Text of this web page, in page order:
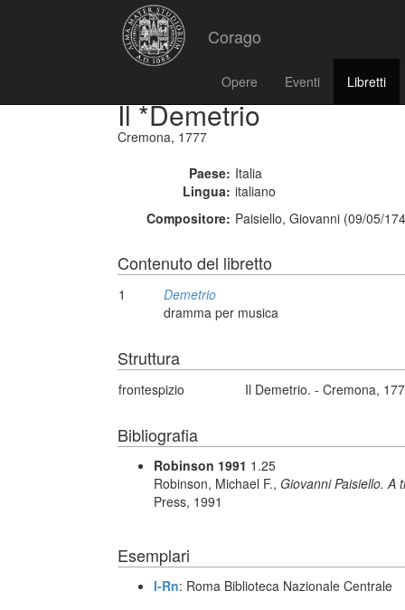
Corago
Opere Eventi Libretti
Il *Demetrio
Cremona, 1777
Paese: Italia
Lingua: italiano
Compositore: Paisiello, Giovanni (09/05/
Contenuto del libretto
1
Demetrio
dramma per musica
Struttura
frontespizio Il Demetrio. - Cremona,
Bibliografia
Robinson 1991 1.25
Robinson, Michael F., Giovanni Paisiello. A
Press, 1991
Esemplari
I-Rn: Roma Biblioteca Nazionale Centrale